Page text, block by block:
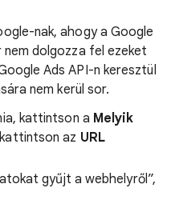
nak, ahogy a Google
dolgozza fel ezeket
Ads API-n keresztül
nem kerül sor.
kattintson a Melyik
az URL
gyűjt a webhelyről”,